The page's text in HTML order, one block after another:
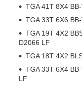
TGA 41T 8X4
TGA 33T 6X6
TGA 19T 4X2
D2066 LF
TGA 18T 4X2
TGA 33T 6X4
LF